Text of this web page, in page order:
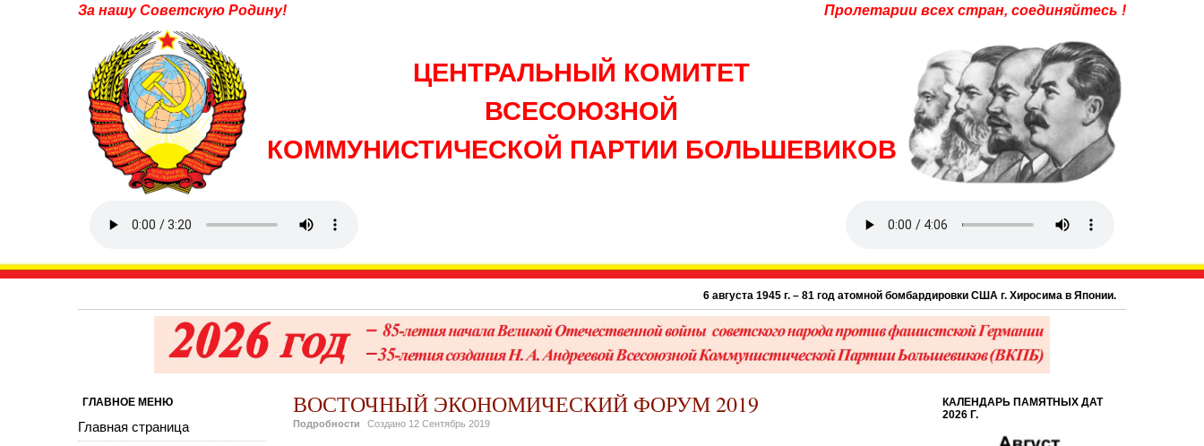
За нашу Советскую Родину! Пролетарии всех стран, соединяйтесь !
ЦЕНТРАЛЬНЫЙ КОМИТЕТ
ВСЕСОЮЗНОЙ
КОММУНИСТИЧЕСКОЙ ПАРТИИ БОЛЬШЕВИКОВ
6 августа 1945 г. – 81 год атомной бомбардировки США г. Хиросима в Японии.
ВОСТОЧНЫЙ ЭКОНОМИЧЕСКИЙ ФОРУМ 2019
Подробности Создано 12 Сентябрь 2019
ГЛАВНОЕ МЕНЮ
Главная страница
КАЛЕНДАРЬ ПАМЯТНЫХ ДАТ
2026 Г.